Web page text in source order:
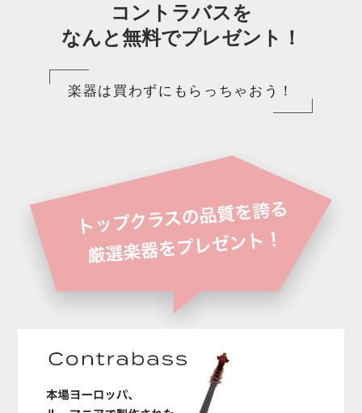
コントラバスを
なんと無料でプレゼント！
楽器は買わずにもらっちゃおう！